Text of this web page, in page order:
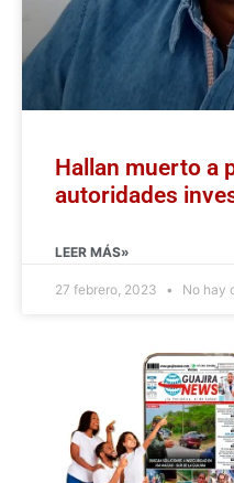
Hallan muerto a
autoridades
LEER MÁS»
27 febrero, 2023 No hay